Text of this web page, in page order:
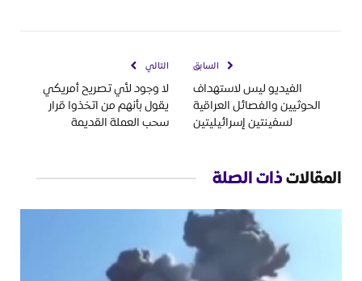
السابق
الفيديو ليس لاستهداف
الحوثيين والفصائل العراقية
لسفينتين إسرائيليتين
التالي
لا وجود لأي تصريح أمريكي
يقول بأنهم من اتخذوا قرار
سحب العملة القديمة
المقالاتذات الصلة